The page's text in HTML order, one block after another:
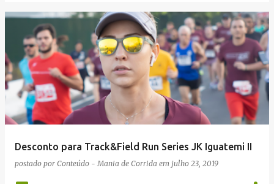
Desconto para Track&Field Run Series JK Iguatemi II
postado por Conteúdo - Mania de Corrida em julho 23, 2019